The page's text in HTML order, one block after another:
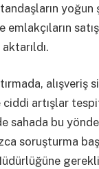
emlakçıların
artışlar
sahada bu
soruşturma